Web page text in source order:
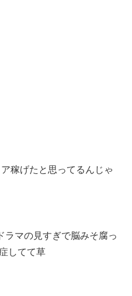
稼げたと思ってるんじゃ
ラマの見すぎで脳みそ腐っ
してて草